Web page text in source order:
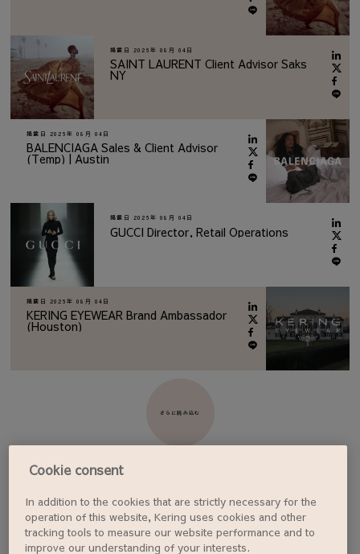
掲載日 2026年 08月 04日
SAINT LAURENT Client Advisor Saks
NY
掲載日 2026年 08月 04日
BALENCIAGA Sales & Client Advisor
(Temp) | Austin
掲載日 2026年 08月 04日
GUCCI Director, Retail Operations
掲載日 2026年 08月 04日
KERING EYEWEAR Brand Ambassador
(Houston)
さらに読み込む
ジョブアラートを設定する
Cookie consent
In addition to the cookies that are strictly necessary for the
operation of this website, Kering uses cookies and other
tracking tools to measure our website performance and to
improve our understanding of your interests.